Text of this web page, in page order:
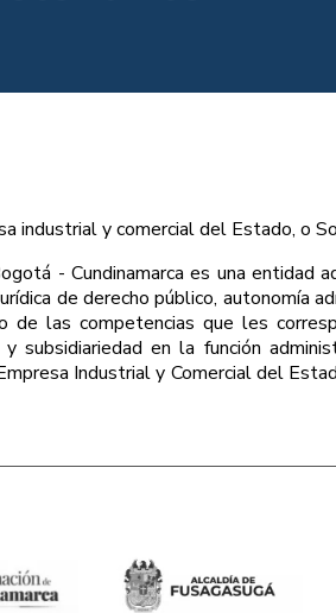
industrial y comercial del Estado, o
- Cundinamarca es una entidad
de derecho público, autonomía
las competencias que les
y subsidiariedad en la función
Industrial y Comercial del